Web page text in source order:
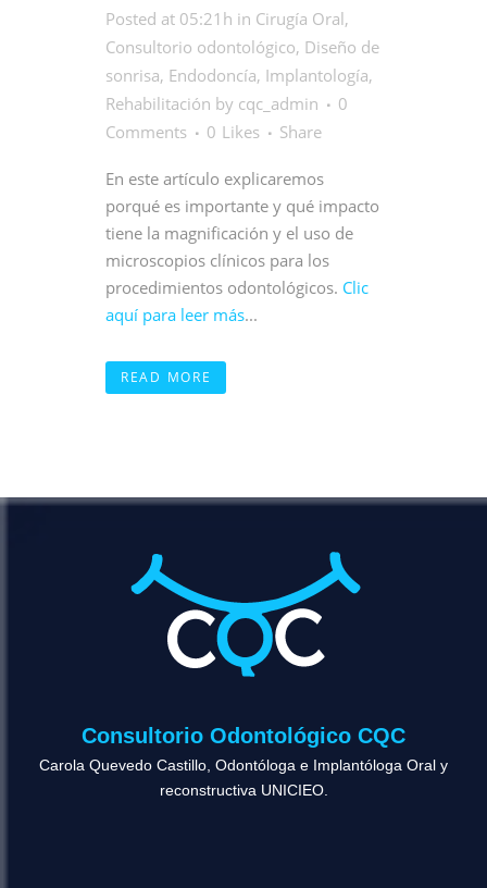
Posted at 05:21h in Cirugía Oral,
Consultorio odontológico, Diseño de
sonrisa, Endodoncía, Implantología,
Rehabilitación by cqc_admin
0
Comments
0 Likes Share
En este artículo explicaremos
porqué es importante y qué impacto
tiene la magnificación y el uso de
microscopios clínicos para los
procedimientos odontológicos. Clic
aquí para leer más...
READ MORE
Consultorio Odontológico CQC
Carola Quevedo Castillo, Odontóloga e Implantóloga Oral y
reconstructiva UNICIEO.